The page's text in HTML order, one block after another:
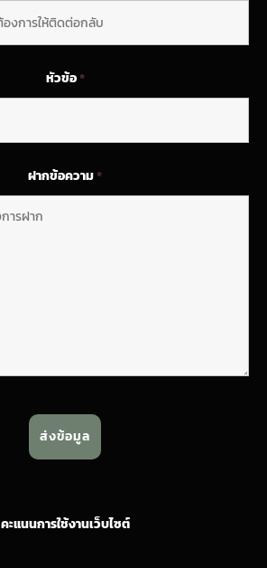
หัวข้อ*
ฝากข้อความ*
คะแนนการใช้งานเว็บไซต์